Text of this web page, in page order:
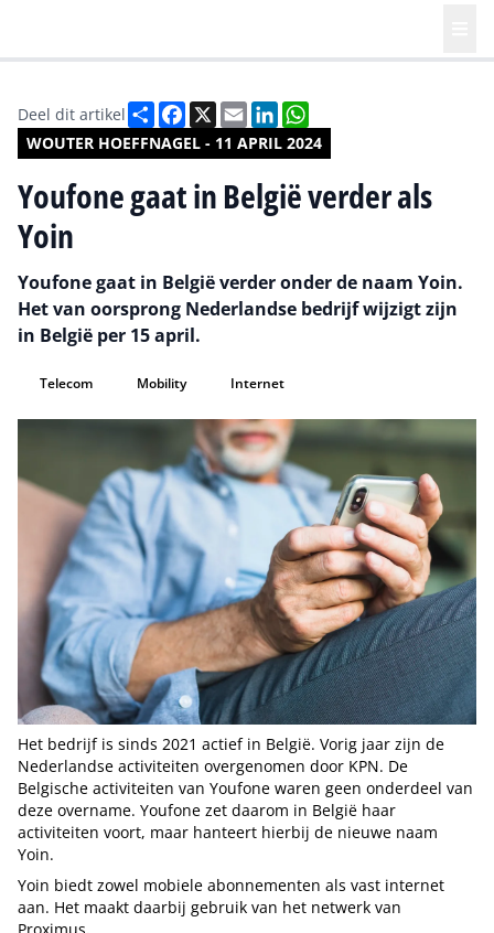
WOUTER HOEFFNAGEL - 11 APRIL 2024
Deel dit artikel DeelFacebook
X EmailLinkedIn
Youfone gaat in België verder als
Yoin
Youfone gaat in België verder onder de naam Yoin.
Het van oorsprong Nederlandse bedrijf wijzigt zijn
in België per 15 april.
Telecom Mobility Internet
Het bedrijf is sinds 2021 actief in België. Vorig jaar zijn de
Nederlandse activiteiten overgenomen door KPN. De
Belgische activiteiten van Youfone waren geen onderdeel van
deze overname. Youfone zet daarom in België haar
activiteiten voort, maar hanteert hierbij de nieuwe naam
Yoin.
Yoin biedt zowel mobiele abonnementen als vast internet
aan. Het maakt daarbij gebruik van het netwerk van